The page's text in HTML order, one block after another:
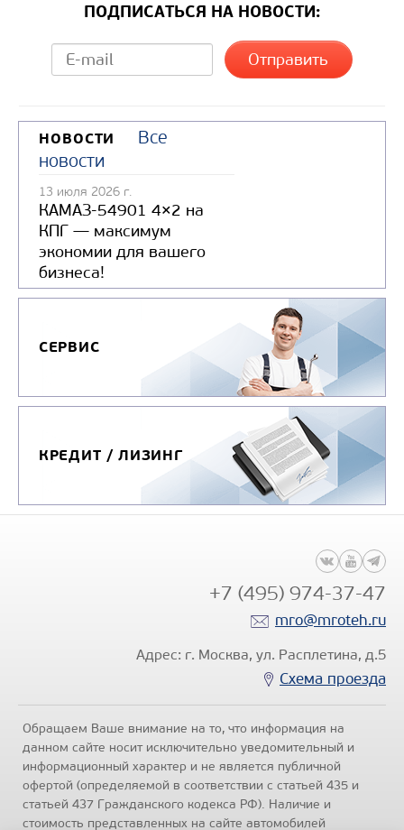
ПОДПИСАТЬСЯ НА НОВОСТИ:
НОВОСТИ
Все
новости
13 июля 2026 г.
КАМАЗ-54901 4×2 на
КПГ — максимум
экономии для вашего
бизнеса!
СЕРВИС
КРЕДИТ / ЛИЗИНГ
+7 (495) 974-37-47
mro@mroteh.ru
Адрес: г. Москва, ул. Расплетина, д.5
Схема проезда
Обращаем Ваше внимание на то, что информация на
данном сайте носит исключительно уведомительный и
информационный характер и не является публичной
офертой (определяемой в соответствии с статьей 435 и
статьей 437 Гражданского кодекса РФ). Наличие и
стоимость представленных на сайте автомобилей